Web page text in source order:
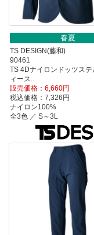
春夏
TS DESIGN(藤和)
90461
TS 4Dナイロンドッツステ
ィース..
販売価格：6,660円
税込価格：7,326円
ナイロン100%
全3色 ／ S～3L